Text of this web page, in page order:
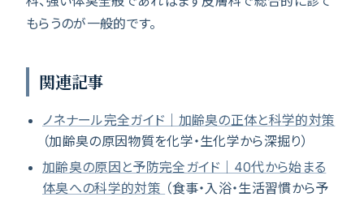
もらうのが一般的です。
関連記事
ノネナール完全ガイド｜加齢臭の正体と科学的対策
（加齢臭の原因物質を化学・生化学から深掘り）
加齢臭の原因と予防完全ガイド｜40代から始まる
体臭への科学的対策 （食事・入浴・生活習慣から予